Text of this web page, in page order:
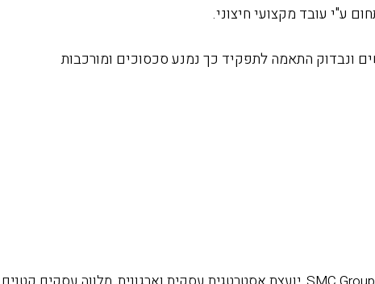
ע"י עובד מקצועי חיצוני.
ונבדוק התאמה לתפקיד כך נמנע סכסוכים ומורכבות